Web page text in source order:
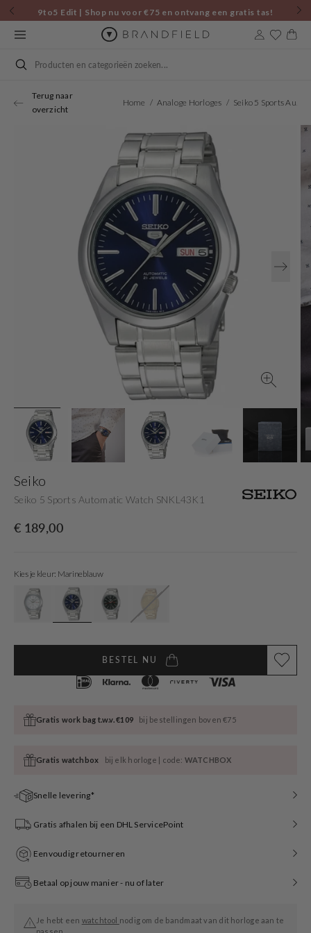
Skip to
content
9to5 Edit | Shop nu voor €75 en ontvang een gratis tas!
Cart
Search
Terug naar
overzicht
Home Analoge Horloges Seiko 5 Sports Automatic Watch SNKL43K1
Open
media
1
in
gallery
view
Seiko
Seiko 5 Sports Automatic Watch SNKL43K1
Originele
€ 189,00
Kies je kleur: Marineblauw
BESTEL NU
Gratis work bag t.w.v. €109 bij bestellingen boven €75
Gratis watchbox bij elk horloge | code: WATCHBOX
Snelle levering*
Gratis afhalen bij een DHL ServicePoint
Eenvoudig retourneren
Betaal op jouw manier - nu of later
Je hebt een watchtool nodig om de bandmaat van dit horloge aan te
passen.